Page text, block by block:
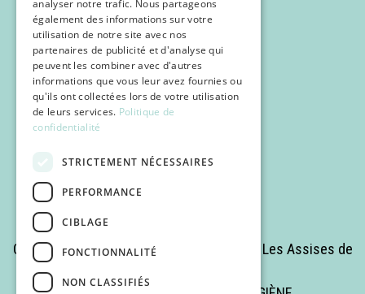
Programme
Inscription
POCUS
Copyrights © 2025 Tous droits réservés - Les Assises de
analyser notre trafic. Nous partageons
également des informations sur votre
utilisation de notre site avec nos
partenaires de publicité et d'analyse qui
peuvent les combiner avec d'autres
informations que vous leur avez fournies ou
qu'ils ont collectées lors de votre utilisation
de leurs services. Politique de
confidentialité
STRICTEMENT NÉCESSAIRES
PERFORMANCE
CIBLAGE
FONCTIONNALITÉ
NON CLASSIFIÉS